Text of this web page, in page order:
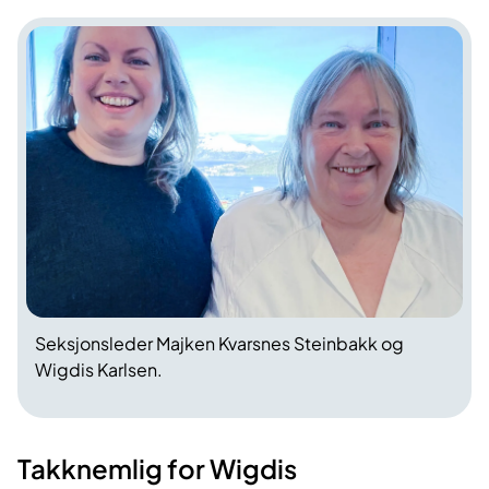
Seksjonsleder Majken Kvarsnes Steinbakk og
Wigdis Karlsen.
Takknemlig for Wigdis